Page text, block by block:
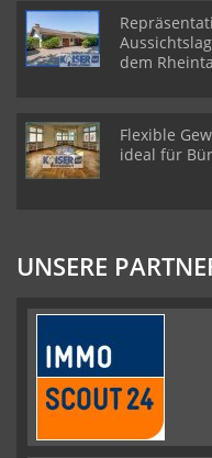
dem
Flexible
ideal für
UNSERE